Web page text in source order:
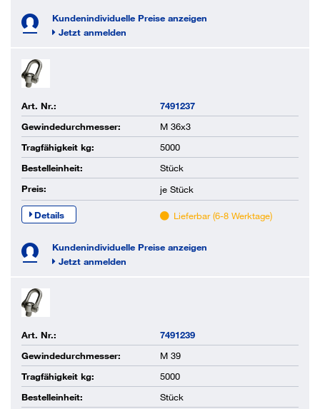
Kundenindividuelle Preise anzeigen
Jetzt anmelden
Art. Nr.:
7491237
Gewindedurchmesser:
M 36x3
Tragfähigkeit kg:
5000
Bestelleinheit:
Stück
Preis:
je Stück
Details Lieferbar (6-8 Werktage)
Kundenindividuelle Preise anzeigen
Jetzt anmelden
Art. Nr.:
7491239
Gewindedurchmesser:
M 39
Tragfähigkeit kg:
5000
Bestelleinheit:
Stück